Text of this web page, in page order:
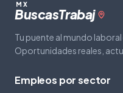
MX
BuscasTrabaj
Tu puente al mundo laboral
Oportunidades reales,
Empleos por sector